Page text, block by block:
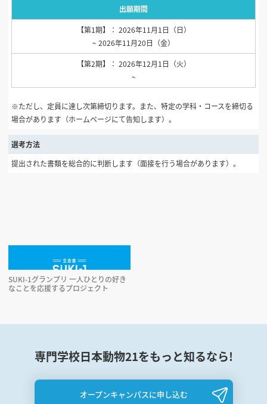
出願期間
【第1期】： 2026年11月1日（日）
~ 2026年11月20日（金）
【第2期】： 2026年12月1日（火）
~
※ただし、定員に達し次第締切ります。また、特定の学科・コースを締切る
場合があります（ホームページにて告知します）。
選考方法
提出された書類を総合的に判断します（面接を行う場合があります）。
SUKI-1グランプリ 一人ひとりの好き
なことを応援するプロジェクト
専門学校日本動物21をもっと知るなら!
オープンキャンパスに申し込む